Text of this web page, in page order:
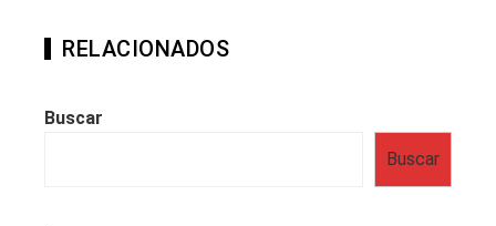
RELACIONADOS
Buscar
Buscar